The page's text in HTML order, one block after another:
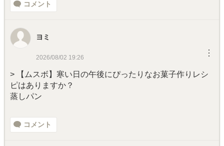
コメント
ヨミ
2026/08/02 19:26 ︙
> 【ムスボ】寒い日の午後にぴったりなお菓子作りレシ
ピはありますか？
蒸しパン
コメント